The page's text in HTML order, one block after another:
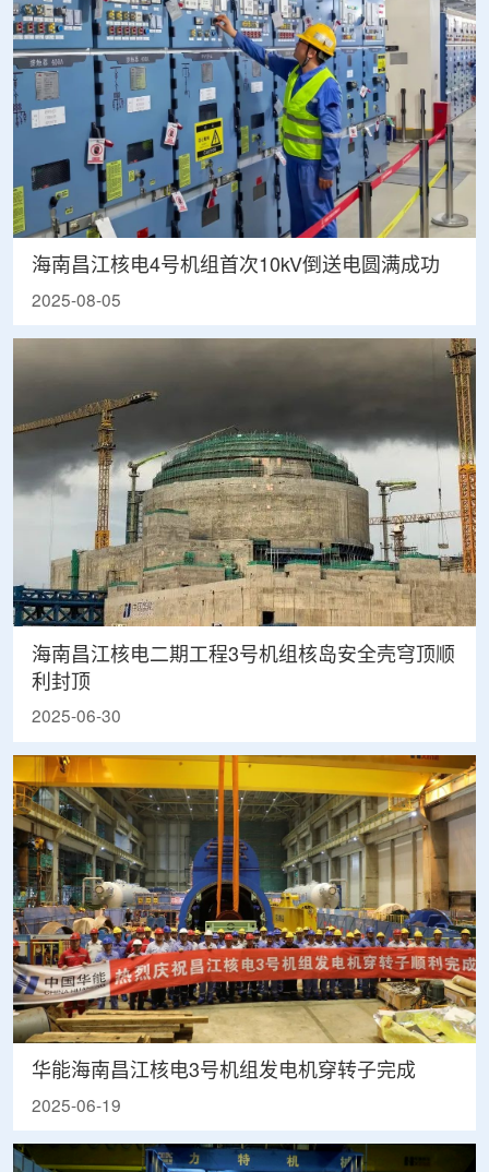
海南昌江核电4号机组首次10kV倒送电圆满成功
2025-08-05
海南昌江核电二期工程3号机组核岛安全壳穹顶顺
利封顶
2025-06-30
华能海南昌江核电3号机组发电机穿转子完成
2025-06-19